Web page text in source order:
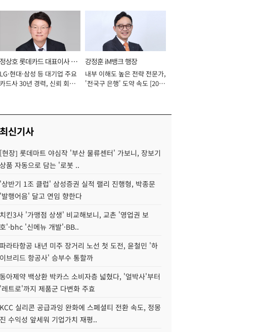
정상호 롯데카드 대표이사 사
장
LG·현대·삼성 등 대기업 주요
카드사 30년 경력, 신뢰 회복
강정훈 iM뱅크 행장
내부 이해도 높은 전략 전문가,
'전국구 은행' 도약 속도 [2026
최신기사
[현장] 롯데마트 야심작 '부산 물류센터' 가보니, 장보기
상품 자동으로 담는 '로봇 ..
'상반기 1조 클럽' 삼성증권 실적 랠리 진행형, 박종문
'발행어음' 달고 연임 향한다
치킨3사 '가맹점 상생' 비교해보니, 교촌 '영업권 보
호'·bhc '신메뉴 개발'·BB..
파라타항공 내년 미주 장거리 노선 첫 도전, 윤철민 '하
이브리드 항공사' 승부수 통할까
동아제약 백상환 박카스 소비자층 넓혔다, '얼박사'부터
'레트로'까지 제품군 다변화 주효
KCC 실리콘 공급과잉 완화에 스페셜티 전환 속도, 정몽
진 수익성 앞세워 기업가치 재평..